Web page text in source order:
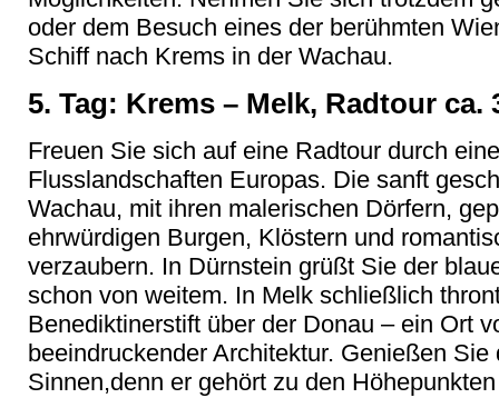
oder dem Besuch eines der berühmten
Schiff nach Krems in der Wachau.
5. Tag: Krems – Melk, Radtour ca.
Freuen Sie sich auf eine Radtour durch
Flusslandschaften Europas. Die sanft
Wachau, mit ihren malerischen Dörfern,
ehrwürdigen Burgen, Klöstern und
verzaubern. In Dürnstein grüßt Sie der
schon von weitem. In Melk schließlich
Benediktinerstift über der Donau – ein Ort
beeindruckender Architektur. Genießen Sie
Sinnen,denn er gehört zu den